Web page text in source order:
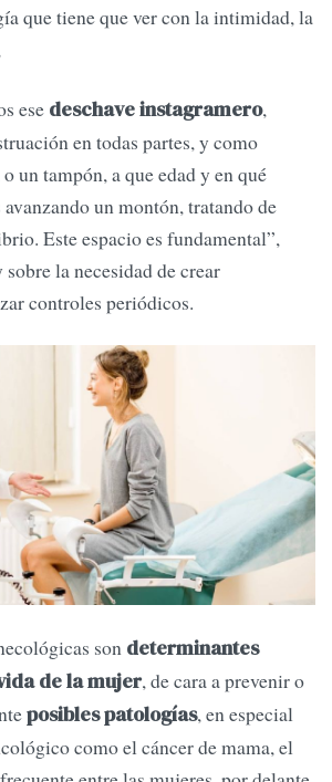
que tiene que ver con la intimidad, la
ese deschave instagramero,
en todas partes, y como
un tampón, a que edad y en qué
un montón, tratando de
Este espacio es fundamental”,
la necesidad de crear
controles periódicos.
son determinantes
de la mujer, de cara a prevenir o
posibles patologías, en especial
como el cáncer de mama, el